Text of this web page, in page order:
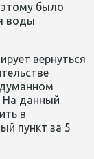
было
воды
вернуться
На данный
в
пункт за 5